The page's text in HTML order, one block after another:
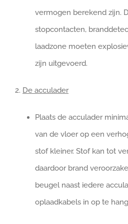
vermogen berekend zijn.
stopcontacten,
laadzone moeten
zijn uitgevoerd.
2. De acculader
Plaats de acculader
van de vloer op een
stof kleiner. Stof kan tot
daardoor brand
beugel naast iedere
oplaadkabels in op te